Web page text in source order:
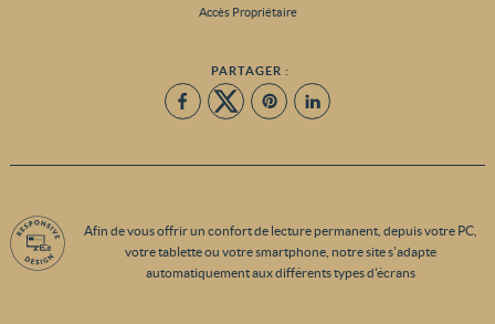
Accès Propriétaire
PARTAGER :
Afin de vous offrir un confort de lecture permanent, depuis votre PC,
votre tablette ou votre smartphone, notre site s'adapte
automatiquement aux différents types d'écrans